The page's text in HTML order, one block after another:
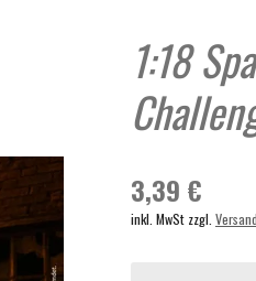
1:18
3,39 €
inkl. MwSt zzgl.